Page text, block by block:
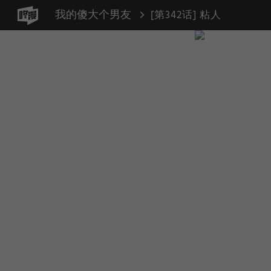
我的傻大个男友 [第342话] 粘人